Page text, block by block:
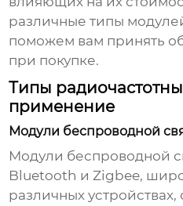
различные типы
поможем вам принять
при покупке.
Типы
применение
Модули беспроводной
Модули беспроводной
Bluetooth и Zigbee,
различных